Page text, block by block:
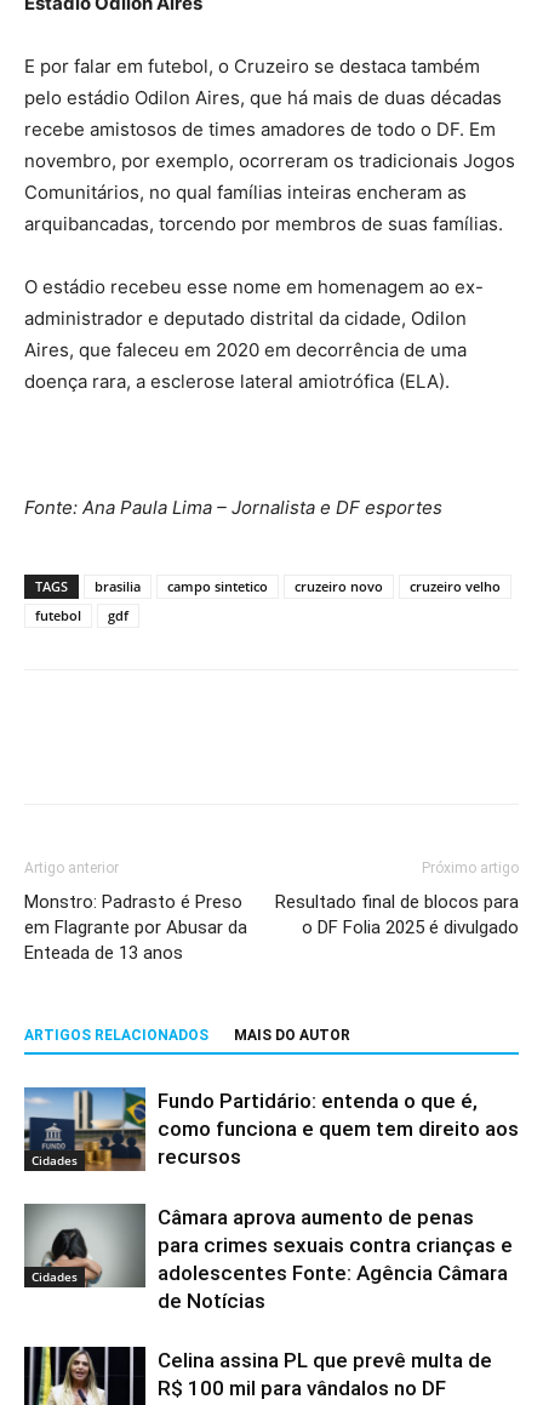
E por falar em futebol, o Cruzeiro se destaca também
pelo estádio Odilon Aires, que há mais de duas décadas
recebe amistosos de times amadores de todo o DF. Em
novembro, por exemplo, ocorreram os tradicionais Jogos
Comunitários, no qual famílias inteiras encheram as
arquibancadas, torcendo por membros de suas famílias.
O estádio recebeu esse nome em homenagem ao ex-
administrador e deputado distrital da cidade, Odilon
Aires, que faleceu em 2020 em decorrência de uma
doença rara, a esclerose lateral amiotrófica (ELA).
Fonte: Ana Paula Lima – Jornalista e DF esportes
TAGS brasilia campo sintetico cruzeiro novo
cruzeiro velho
futebol
gdf
Artigo anterior
Monstro: Padrasto é Preso
em Flagrante por Abusar da
Enteada de 13 anos
Próximo artigo
Resultado final de blocos para
o DF Folia 2025 é divulgado
ARTIGOS RELACIONADOS MAIS DO AUTOR
Cidades
Fundo Partidário: entenda o que é,
como funciona e quem tem direito aos
recursos
Cidades
Câmara aprova aumento de penas
para crimes sexuais contra crianças e
adolescentes Fonte: Agência Câmara
de Notícias
Celina assina PL que prevê multa de
R$ 100 mil para vândalos no DF